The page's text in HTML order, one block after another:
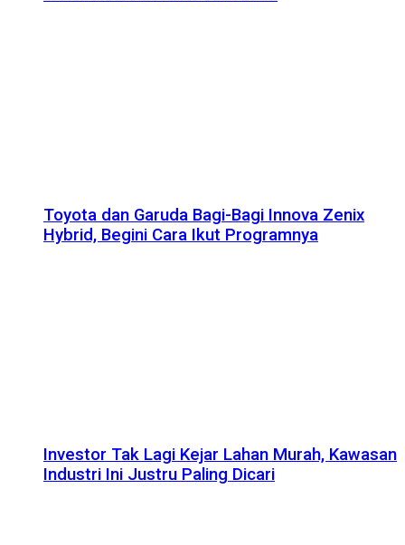
Toyota dan Garuda Bagi-Bagi Innova Zenix
Hybrid, Begini Cara Ikut Programnya
Investor Tak Lagi Kejar Lahan Murah, Kawasan
Industri Ini Justru Paling Dicari